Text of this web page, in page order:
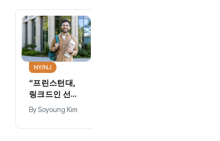
NY/NJ
“프린스턴대,
링크드인 선정
2026 미국 최
고 대학 1위…취
업·커리어 경쟁
BySoyoung Kim